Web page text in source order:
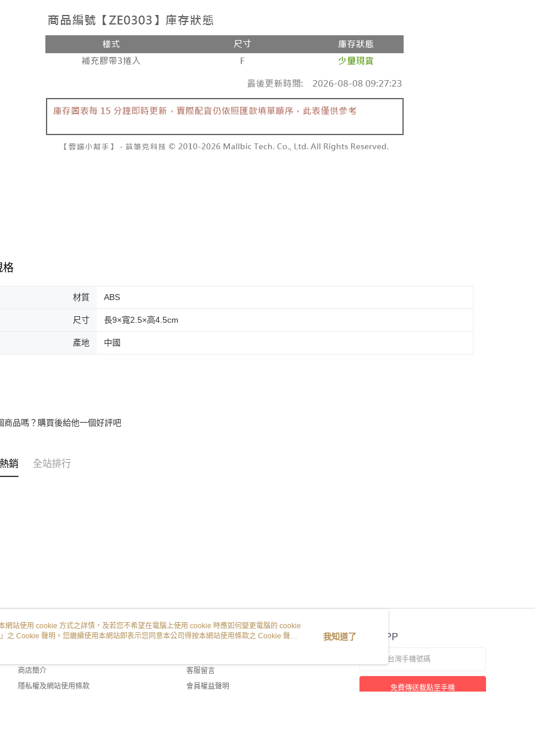
格
材質 ABS
尺寸 長9×寬2.5×高4.5cm
產地 中國
商品嗎？購買後給他一個好評吧
銷 全站排行
關於我們
商店簡介
隱私權及網站使用條款
客服資訊
客服留言
會員權益聲明
官方APP
免費傳送載點至手機
網站使用 cookie 方式之詳情，及若您不希望在電腦上使用 cookie 時應如何變更電腦的 cookie
」之 Cookie 聲明。您繼續使用本網站即表示您同意本公司得按本網站使用條款之 Cookie 聲明
我知道了